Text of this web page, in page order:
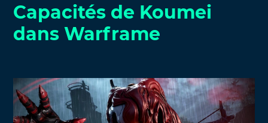
Capacités de Koumei
dans Warframe